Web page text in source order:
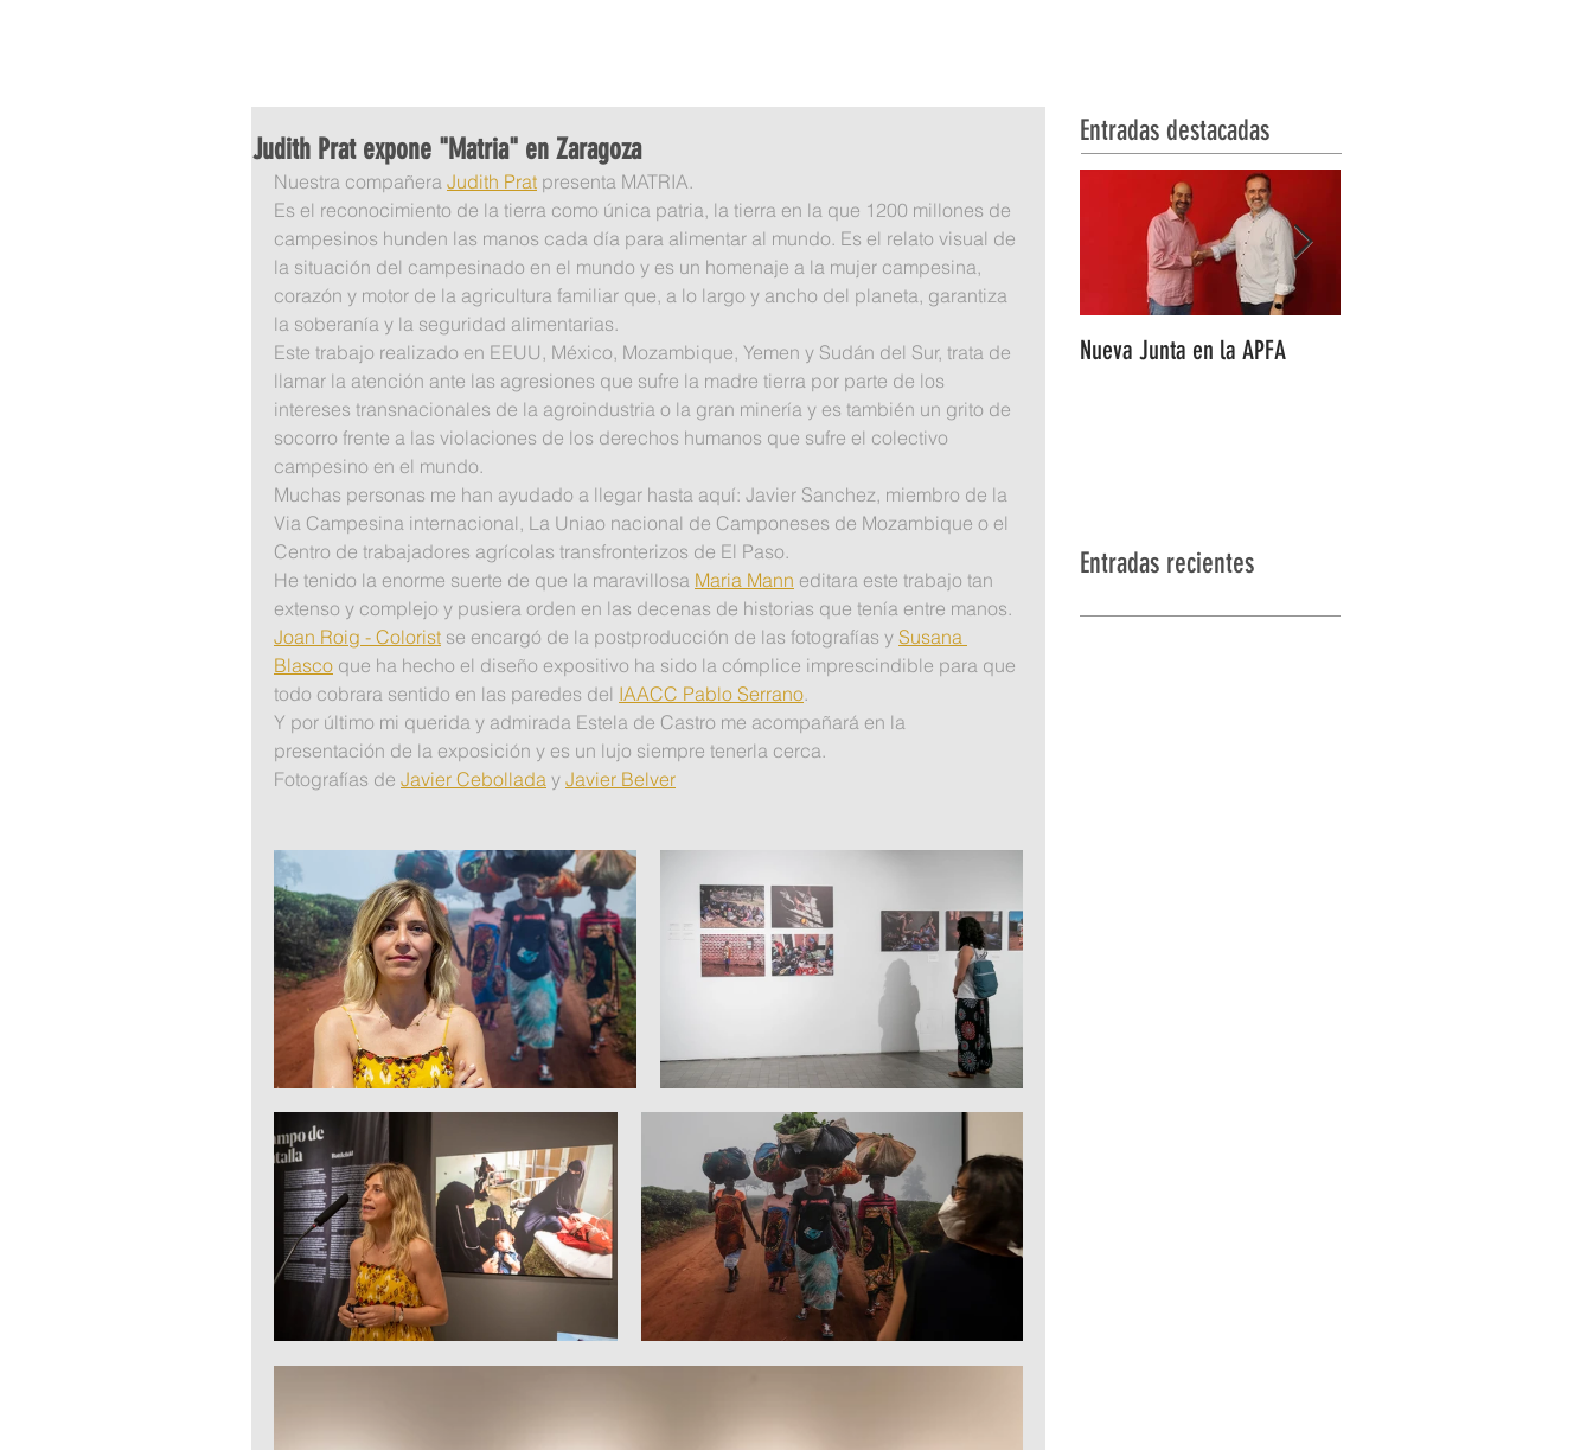
Judith Prat expone "Matria" en Zaragoza
Nuestra compañera Judith Prat presenta MATRIA.
Es el reconocimiento de la tierra como única patria, la tierra en la que 1200 millones de
campesinos hunden las manos cada día para alimentar al mundo. Es el relato visual de
la situación del campesinado en el mundo y es un homenaje a la mujer campesina,
corazón y motor de la agricultura familiar que, a lo largo y ancho del planeta, garantiza
la soberanía y la seguridad alimentarias.
Este trabajo realizado en EEUU, México, Mozambique, Yemen y Sudán del Sur, trata de
llamar la atención ante las agresiones que sufre la madre tierra por parte de los
intereses transnacionales de la agroindustria o la gran minería y es también un grito de
socorro frente a las violaciones de los derechos humanos que sufre el colectivo
campesino en el mundo.
Muchas personas me han ayudado a llegar hasta aquí: Javier Sanchez, miembro de la
Via Campesina internacional, La Uniao nacional de Camponeses de Mozambique o el
Centro de trabajadores agrícolas transfronterizos de El Paso.
He tenido la enorme suerte de que la maravillosa Maria Mann editara este trabajo tan
extenso y complejo y pusiera orden en las decenas de historias que tenía entre manos.
Joan Roig - Colorist se encargó de la postproducción de las fotografías y Susana
Blasco que ha hecho el diseño expositivo ha sido la cómplice imprescindible para que
todo cobrara sentido en las paredes del IAACC Pablo Serrano.
Y por último mi querida y admirada Estela de Castro me acompañará en la
presentación de la exposición y es un lujo siempre tenerla cerca.
Fotografías de Javier Cebollada y Javier Belver
Entradas destacadas
Nueva Junta en la APFA
Entradas recientes